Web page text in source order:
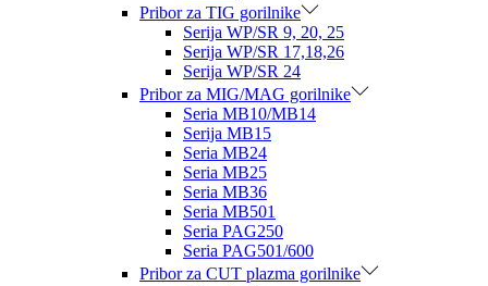
Pribor za TIG gorilnike
Serija WP/SR 9, 20, 25
Serija WP/SR 17,18,26
Serija WP/SR 24
Pribor za MIG/MAG gorilnike
Seria MB10/MB14
Serija MB15
Seria MB24
Seria MB25
Seria MB36
Seria MB501
Seria PAG250
Seria PAG501/600
Pribor za CUT plazma gorilnike